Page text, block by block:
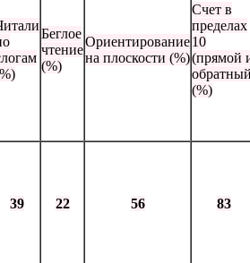
Беглое
чтение
(%)
Ориентирование
на плоскости (%)
Счет в
пределах
10
(прямой
(%)
39 22 56 83